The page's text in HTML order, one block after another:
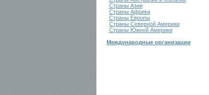
Страны Азии
Страны Африки
Страны Европы
Страны Северной Америки
Страны Южной Америки
Международные организации